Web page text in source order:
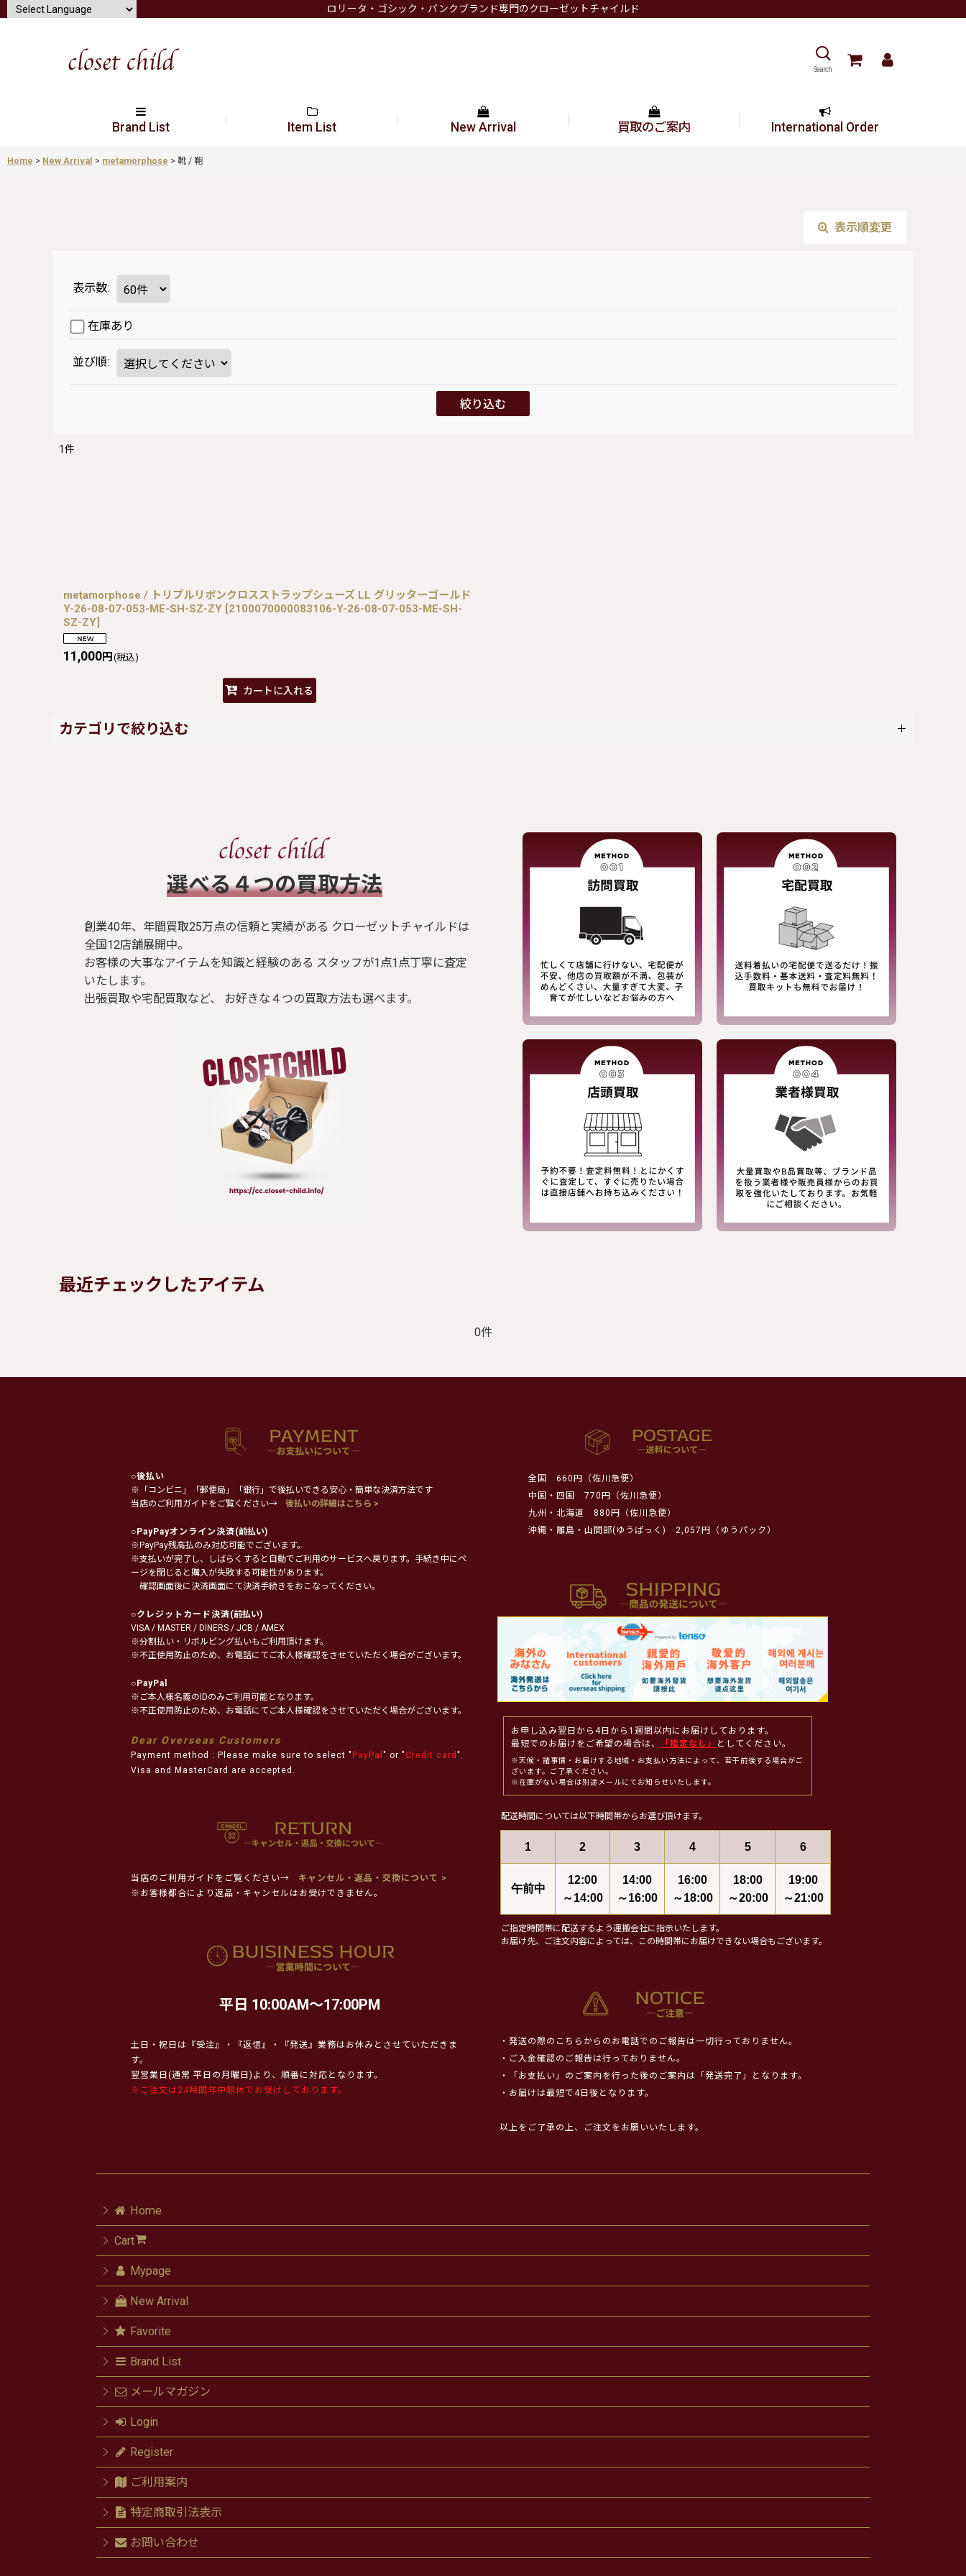
ロリータ・ゴシック・パンクブランド専門のクローゼットチャイルド
Search
Brand List Item List New Arrival 買取のご案内 International Order
Home > New Arrival > metamorphose > 靴 / 鞄
表示順変更
表示数:
在庫あり
並び順:
絞り込む
1件
metamorphose / トリプルリボンクロスストラップシューズ LL グリッターゴールド
Y-26-08-07-053-ME-SH-SZ-ZY [2100070000083106-Y-26-08-07-053-ME-SH-
SZ-ZY]
11,000円 (税込)
カートに入れる
カテゴリで絞り込む
トップス
Tシャツ
​選べる４つの買取方法
創業40年、年間買取25万点の信頼と実績がある クローゼットチャイルドは
全国12店舗展開中。
お客様の大事なアイテムを知識と経験のある スタッフが1点1点丁寧に査定
いたします。
出張買取や宅配買取など、 お好きな４つの買取方法も選べます。
最近チェックしたアイテム
0件
○後払い
※「コンビニ」「郵便局」「銀行」で後払いできる安心・簡単な決済方法です
当店のご利用ガイドをご覧ください→
後払いの詳細はこちら >
○ PayPayオンライン決済(前払い)
※PayPay残高払のみ対応可能でございます。
※支払いが完了し、しばらくすると自動でご利用のサービスへ戻ります。手続き中にペ
ージを閉じると購入が失敗する可能性があります。
確認画面後に決済画面にて決済手続きをおこなってください。
○クレジットカード決済(前払い)
VISA / MASTER / DINERS / JCB / AMEX
※分割払い・リボルビング払いもご利用頂けます。
※不正使用防止のため、お電話にてご本人様確認をさせていただく場合がございます。
○ PayPal
※ご本人様名義のIDのみご利用可能となります。
※不正使用防止のため、お電話にてご本人様確認をさせていただく場合がございます。
Dear Overseas Customers
Payment method : Please make sure to select " PayPal " or " Credit card ".
Visa and MasterCard are accepted.
当店のご利用ガイドをご覧ください→
キャンセル・返品・交換について >
※お客様都合により返品・キャンセルはお受けできません。
平日 10:00AM～17:00PM
土日・祝日は『受注』・『返信』・『発送』業務はお休みとさせていただきま
す。
翌営業日(通常 平日の月曜日)より、順番に対応となります。
※ご注文は24時間年中無休でお受けしております。
全国
660円（佐川急便）
中国・四国
770円（佐川急便）
九州・北海道
880円（佐川急便）
沖縄・離島・山間部(ゆうぱっく)
2,057円（ゆうパック）
お申し込み翌日から4日から1週間以内にお届けしております。
最短でのお届けをご希望の場合は、
「指定なし」 としてください。
※天候・諸事情・お届けする地域・お支払い方法によって、若干前後する場合がご
ざいます。ご了承ください。
※在庫がない場合は別途メールにてお知らせいたします。
配送時間については以下時間帯からお選び頂けます。
1 2 3 4 5 6
午前中
12:00
～14:00
14:00
～16:00
16:00
～18:00
18:00
～20:00
19:00
～21:00
ご指定時間帯に配送するよう運搬会社に指示いたします。
お届け先、ご注文内容によっては、この時間帯にお届けできない場合もございます。
・発送の際のこちらからのお電話でのご報告は一切行っておりません。
・ご入金確認のご報告は行っておりません。
・「お支払い」のご案内を行った後のご案内は「発送完了」となります。
・お届けは最短で4日後となります。
以上をご了承の上、ご注文をお願いいたします。
Home
Cart
Mypage
New Arrival
Favorite
Brand List
メールマガジン
Login
Register
ご利用案内
特定商取引法表示
お問い合わせ